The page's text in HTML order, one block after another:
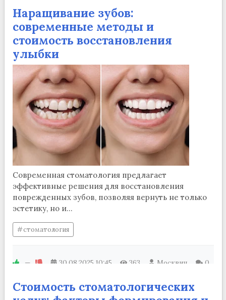
Наращивание зубов:
современные методы и
стоимость восстановления
улыбки
Современная стоматология предлагает
эффективные решения для восстановления
поврежденных зубов, позволяя вернуть не только
эстетику, но и...
стоматология
— 30.08.2025 10:45 363 Москвич 0
Стоимость стоматологических